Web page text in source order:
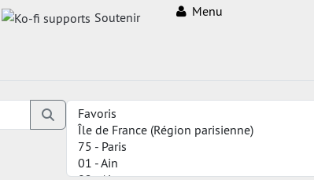
Soutenir Menu